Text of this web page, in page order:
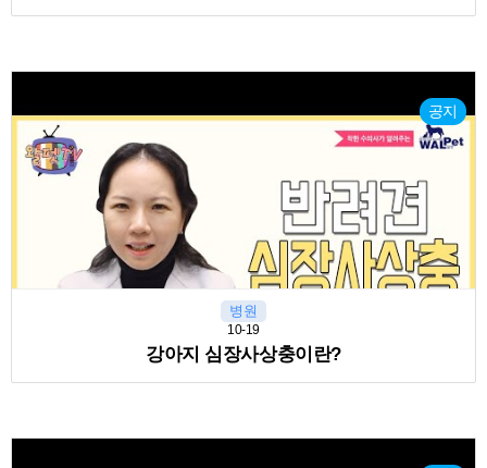
공지
병원
10-19
강아지 심장사상충이란?